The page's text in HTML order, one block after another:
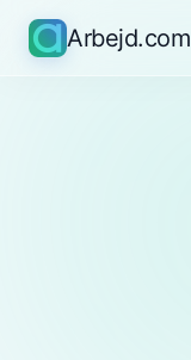
Arbejd.com